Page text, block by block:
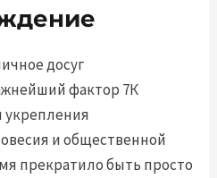
досуг
фактор 7К
укрепления
и общественной
прекратило быть просто